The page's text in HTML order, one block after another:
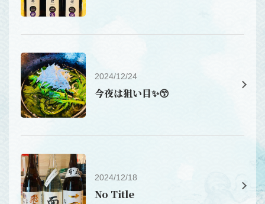
2024/12/24
今夜は狙い目✨😙
2024/12/18
No Title